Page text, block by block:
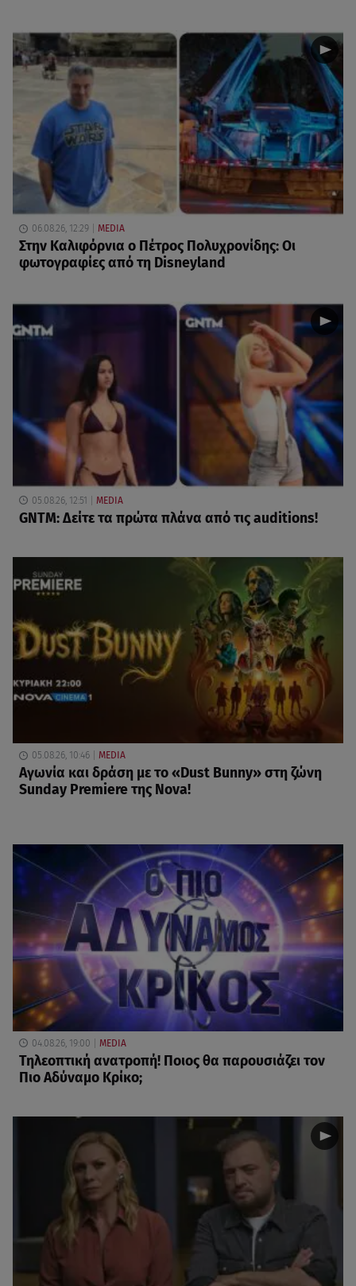
06.08.26, 12:29 MEDIA
Στην Καλιφόρνια ο Πέτρος Πολυχρονίδης: Οι
φωτογραφίες από τη Disneyland
05.08.26, 12:51 MEDIA
GNTM: Δείτε τα πρώτα πλάνα από τις auditions!
05.08.26, 10:46 MEDIA
Αγωνία και δράση με το «Dust Bunny» στη ζώνη
Sunday Premiere της Nova!
04.08.26, 19:00 MEDIA
Τηλεοπτική ανατροπή! Ποιος θα παρουσιάζει τον
Πιο Αδύναμο Κρίκο;